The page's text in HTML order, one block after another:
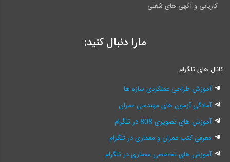
کاریابی و آگهی های شغلی
مارا دنبال کنید:
کانال های تلگرام
آموزش طراحی عملکردی سازه ها
آمادگی آزمون های مهندسی عمران
آموزش های تصویری 808 در تلگرام
معرفی کتب عمران و معماری در تلگرام
آموزش های تخصصی معماری در تلگرام